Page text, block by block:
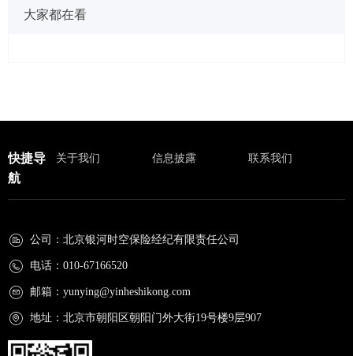
大家都在看
快捷导
航
关于我们 信息披露 联系我们
公司： 北京银河时空保险经纪有限责任公司
电话： 010-67166520
邮箱： yunying@yinheshikong.com
地址： 北京市朝阳区朝阳门外大街19号楼9层907